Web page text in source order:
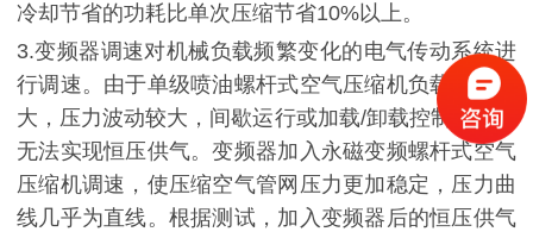
冷却节省的功耗比单次压缩节省10%以上。
3.变频器调速对机械负载频繁变化的电气传动系统进
行调速。由于单级喷油螺杆式空气压缩机负载变化较
大，压力波动较大，间歇运行或加载/卸载控制运行时
无法实现恒压供气。变频器加入永磁变频螺杆式空气
压缩机调速，使压缩空气管网压力更加稳定，压力曲
线几乎为直线。根据测试，加入变频器后的恒压供气